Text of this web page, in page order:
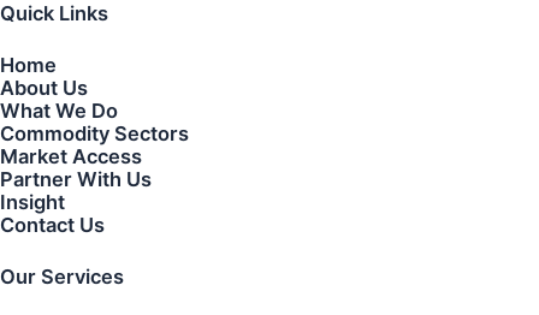
Quick Links
Home
About Us
What We Do
Commodity Sectors
Market Access
Partner With Us
Insight
Contact Us
Our Services